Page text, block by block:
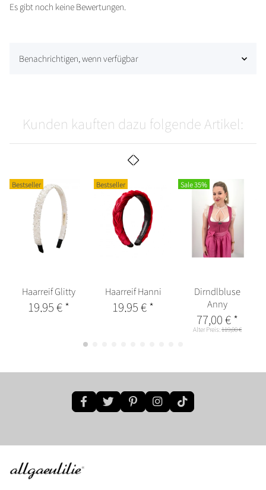
Es gibt noch keine Bewertungen.
Benachrichtigen, wenn verfügbar
Kunden kauften dazu folgende Artikel:
Bestseller
Haarreif Glitty
19,95 €*
Bestseller
Haarreif Hanni
19,95 €*
Sale 35%
Dirndlbluse
Anny
77,00 €*
Alter Preis:119,00 €